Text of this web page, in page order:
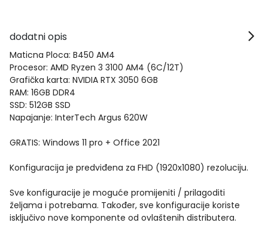
dodatni opis
Maticna Ploca: B450 AM4
Procesor: AMD Ryzen 3 3100 AM4 (6C/12T)
Grafička karta: NVIDIA RTX 3050 6GB
RAM: 16GB DDR4
SSD: 512GB SSD
Napajanje: InterTech Argus 620W
GRATIS: Windows 11 pro + Office 2021
Konfiguracija je predviđena za FHD (1920x1080) rezoluciju.
Sve konfiguracije je moguće promijeniti / prilagoditi
željama i potrebama. Također, sve konfiguracije koriste
isključivo nove komponente od ovlaštenih distributera.